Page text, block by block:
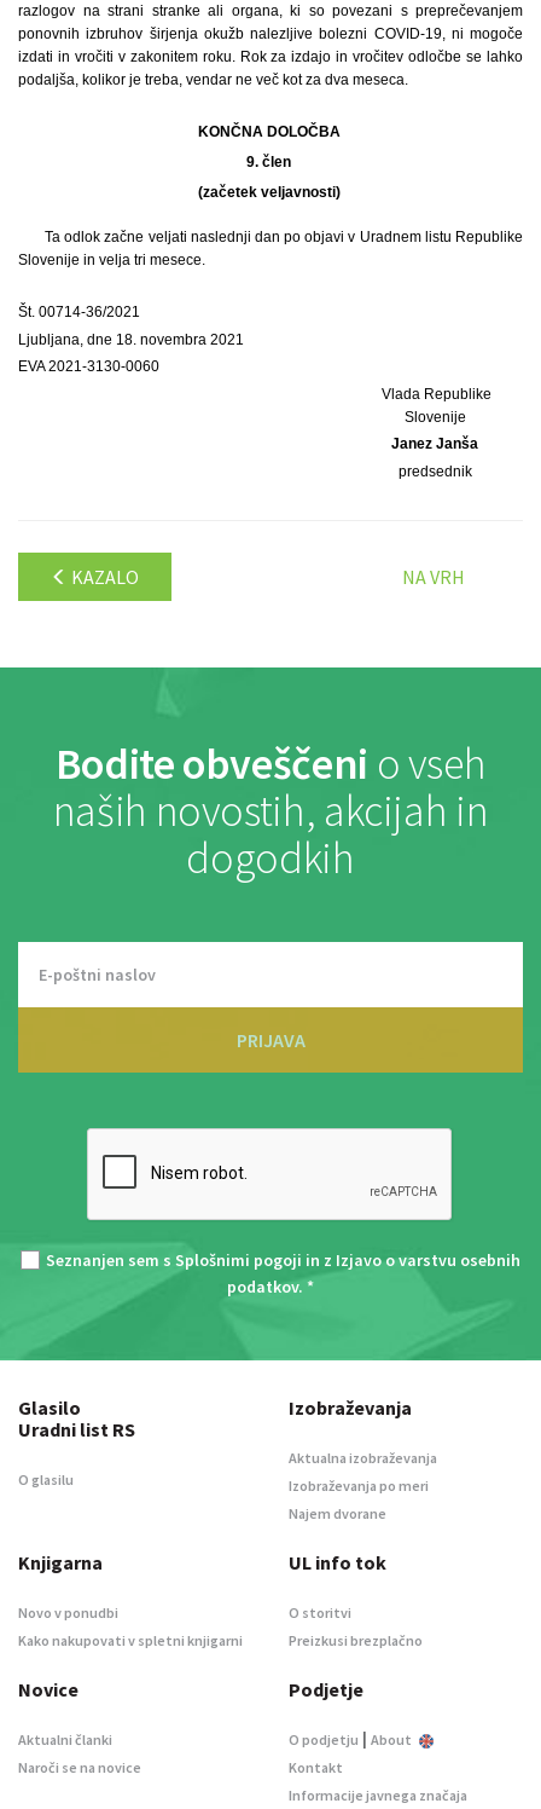
razlogov na strani stranke ali organa, ki so povezani s preprečevanjem
ponovnih izbruhov širjenja okužb nalezljive bolezni COVID-19, ni mogoče
izdati in vročiti v zakonitem roku. Rok za izdajo in vročitev odločbe se lahko
podaljša, kolikor je treba, vendar ne več kot za dva meseca.
KONČNA DOLOČBA
9. člen
(začetek veljavnosti)
Ta odlok začne veljati naslednji dan po objavi v Uradnem listu Republike
Slovenije in velja tri mesece.
Št. 00714-36/2021
Ljubljana, dne 18. novembra 2021
EVA 2021-3130-0060
Vlada Republike
Slovenije
Janez Janša
predsednik
KAZALO NA VRH
Bodite obveščeni o vseh
naših novostih, akcijah in
dogodkih
PRIJAVA
Seznanjen sem s Splošnimi pogoji in z Izjavo o varstvu osebnih
podatkov. *
Glasilo
Uradni list RS
O glasilu
Izobraževanja
Aktualna izobraževanja
Izobraževanja po meri
Najem dvorane
Knjigarna
Novo v ponudbi
Kako nakupovati v spletni knjigarni
UL info tok
O storitvi
Preizkusi brezplačno
Novice
Aktualni članki
Naroči se na novice
Podjetje
O podjetju | About
Kontakt
Informacije javnega značaja